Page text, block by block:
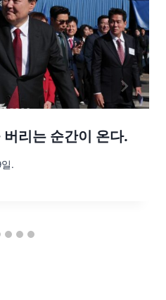
리는 순간이 온다.
.